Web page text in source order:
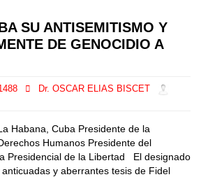
SU ANTISEMITISMO Y
DE GENOCIDIO A
Dr. OSCAR ELIAS BISCET
Habana, Cuba Presidente de la
Humanos Presidente del
Presidencial de la Libertad El designado
y aberrantes tesis de Fidel